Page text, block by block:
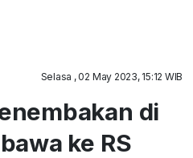
Selasa , 02 May 2023, 15:12 WIB
di
ke RS